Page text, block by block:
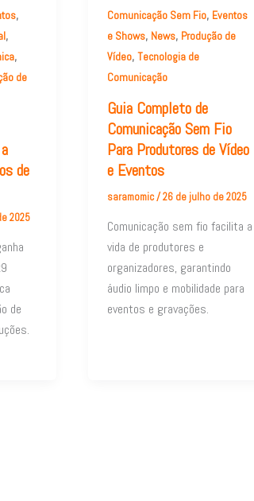
,
,
,
de
de
2025
de
Comunicação Sem Fio, Eventos
e Shows, News, Produção de
Vídeo, Tecnologia de
Comunicação
Guia Completo de
Comunicação Sem Fio
Para Produtores de Vídeo
e Eventos
saramomic/26 de julho de 2025
Comunicação sem fio facilita a
vida de produtores e
organizadores, garantindo
áudio limpo e mobilidade para
eventos e gravações.